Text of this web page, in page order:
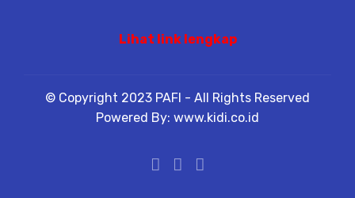
Lihat link lengkap
© Copyright 2023 PAFI - All Rights Reserved
Powered By: www.kidi.co.id